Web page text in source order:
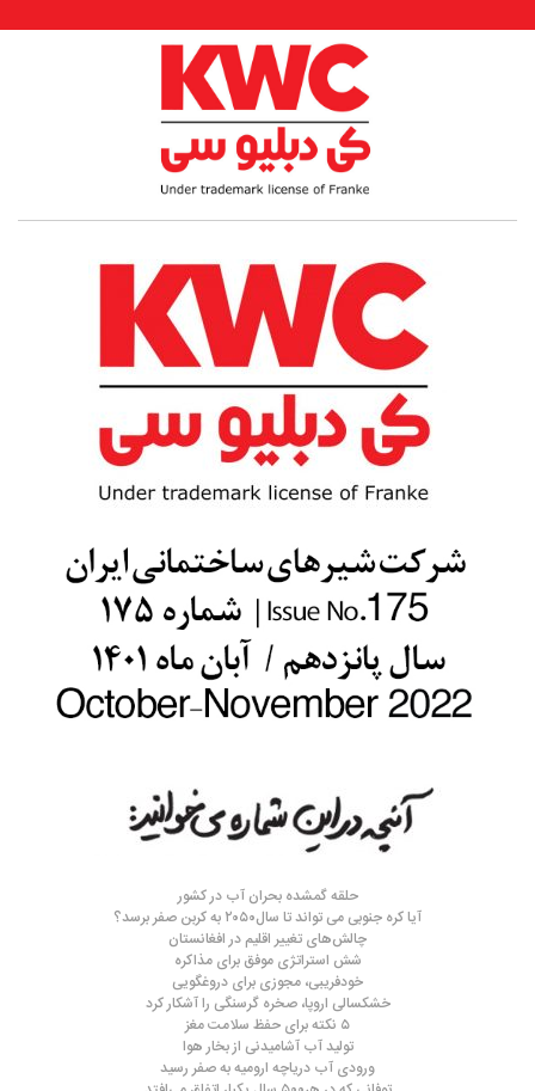
حلقه گمشده بحران آب در کشور
آیا کره جنوبی می تواند تا سال۲۰۵۰ به کربن صفر برسد؟
چالش‌های تغییر اقلیم در افغانستان
شش استراتژی موفق برای مذاکره
خودفریبی، مجوزی برای دروغگویی
خشکسالی اروپا، صخره گرسنگی را آشکار کرد
۵ نکته برای حفظ سلامت مغز
تولید آب آشامیدنی از بخار هوا
ورودی آب دریاچه ارومیه به صفر رسید